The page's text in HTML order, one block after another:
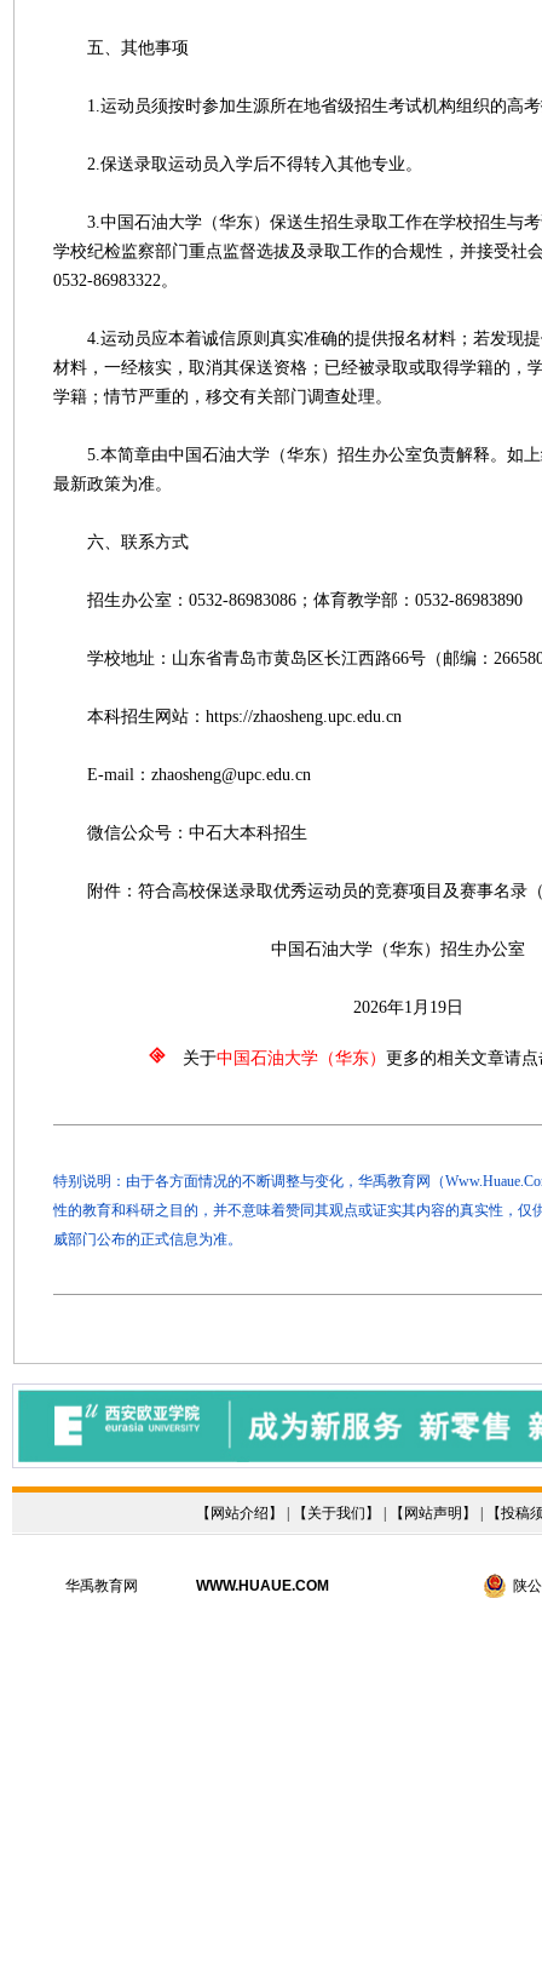
五、其他事项
1.运动员须按时参加生源所在地省级招生考试机构组织的高
2.保送录取运动员入学后不得转入其他专业。
3.中国石油大学（华东）保送生招生录取工作在学校招生与考
学校纪检监察部门重点监督选拔及录取工作的合规性，并接受社
0532-86983322。
4.运动员应本着诚信原则真实准确的提供报名材料；若发现提
材料，一经核实，取消其保送资格；已经被录取或取得学籍的，
学籍；情节严重的，移交有关部门调查处理。
5.本简章由中国石油大学（华东）招生办公室负责解释。如上
最新政策为准。
六、联系方式
招生办公室：0532-86983086；体育教学部：0532-86983890
学校地址：山东省青岛市黄岛区长江西路66号（邮编：
本科招生网站：https://zhaosheng.upc.edu.cn
E-mail：zhaosheng@upc.edu.cn
微信公众号：中石大本科招生
附件：符合高校保送录取优秀运动员的竞赛项目及赛事名录
中国石油大学（华东）招生办公室
2026年1月19日
关于中国石油大学（华东） 更多的相关文章请
特别说明：由于各方面情况的不断调整与变化，华禹教育网（
性的教育和科研之目的，并不意味着赞同其观点或证实其内容的真实性，仅
威部门公布的正式信息为准。
【 网站介绍 】 | 【 关于我们 】 | 【 网站声明 】 | 【投稿
华禹教育网 WWW.HUAUE.COM 陕